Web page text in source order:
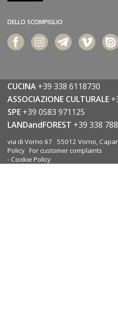
DELLO SCOMPIGLIO
CUCINA +39 338 6118730
ASSOCIAZIONE CULTURALE
SPE +39 0583 971125
LANDandFOREST +39 338
via di Vorno 67 55012 Vorno,
Policy For customer complaints
- Cookie Policy